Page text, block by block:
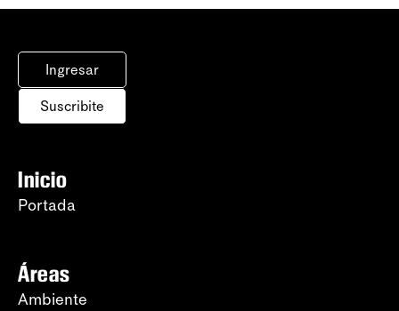
Ingresar
Suscribite
Inicio
Portada
Áreas
Ambiente